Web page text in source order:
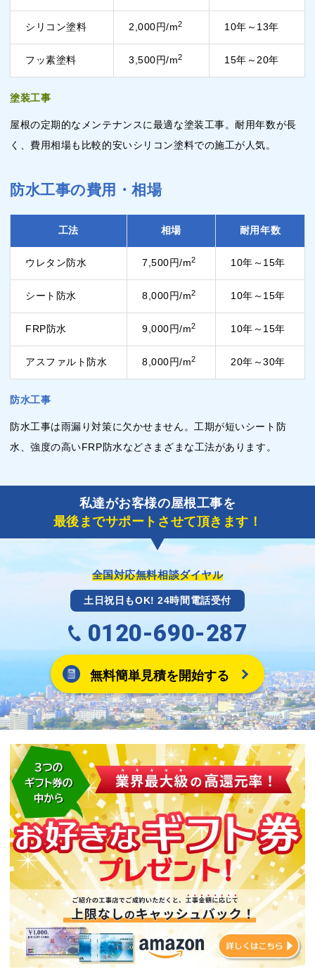
シリコン塗料 2,000円/m2 10年～13年
フッ素塗料 3,500円/m2 15年～20年
塗装工事
屋根の定期的なメンテナンスに最適な塗装工事。耐用年数が長
く、費用相場も比較的安いシリコン塗料での施工が人気。
防水工事の費用・相場
工法 相場 耐用年数
ウレタン防水 7,500円/m2 10年～15年
シート防水 8,000円/m2 10年～15年
FRP防水 9,000円/m2 10年～15年
アスファルト防水 8,000円/m2 20年～30年
防水工事
防水工事は雨漏り対策に欠かせません。工期が短いシート防
水、強度の高いFRP防水などさまざまな工法があります。
私達がお客様の屋根工事を
最後までサポートさせて頂きます！
全国対応無料相談ダイヤル
土日祝日もOK! 24時間電話受付
0120-690-287
無料簡単見積を開始する